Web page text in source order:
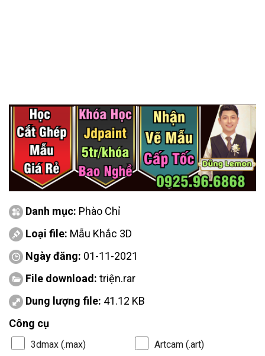
Danh mục: Phào Chỉ
Loại file: Mẫu Khắc 3D
Ngày đăng: 01-11-2021
File download: triện.rar
Dung lượng file: 41.12 KB
Công cụ
3dmax (.max)
Artcam (.art)